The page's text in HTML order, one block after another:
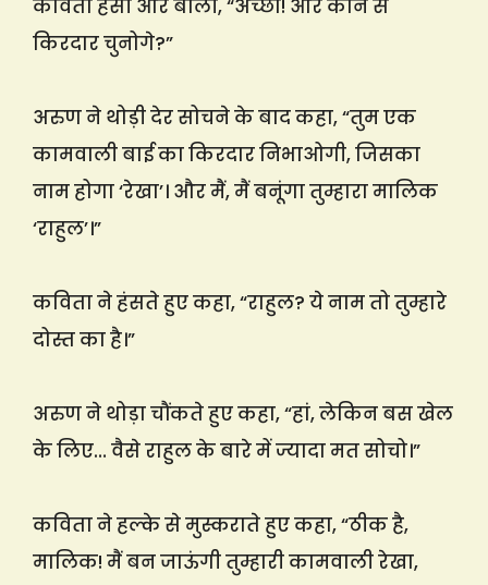
कविता हंसी और बोली, “अच्छा! और कौन से
किरदार चुनोगे?”
अरुण ने थोड़ी देर सोचने के बाद कहा, “तुम एक
कामवाली बाई का किरदार निभाओगी, जिसका
नाम होगा ‘रेखा’। और मैं, मैं बनूंगा तुम्हारा मालिक
‘राहुल’।”
कविता ने हंसते हुए कहा, “राहुल? ये नाम तो तुम्हारे
दोस्त का है।”
अरुण ने थोड़ा चौंकते हुए कहा, “हां, लेकिन बस खेल
के लिए… वैसे राहुल के बारे में ज्यादा मत सोचो।”
कविता ने हल्के से मुस्कराते हुए कहा, “ठीक है,
मालिक! मैं बन जाऊंगी तुम्हारी कामवाली रेखा,